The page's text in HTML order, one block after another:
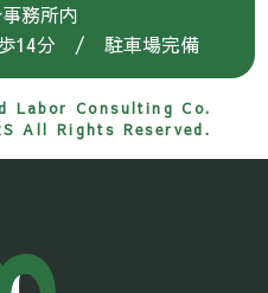
務所内
歩14分 / 駐車場完備
Labor Consulting Co.
All Rights Reserved.